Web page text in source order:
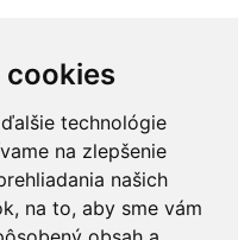
cookies
technológie
na zlepšenie
našich
na to, aby sme vám
dekorácie,